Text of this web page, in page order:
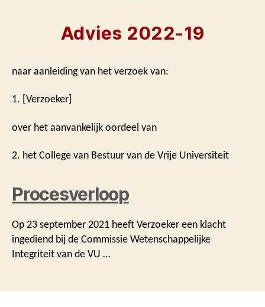
Advies 2022-19
naar aanleiding van het verzoek van:
1. [Verzoeker]
over het aanvankelijk oordeel van
2. het College van Bestuur van de Vrije Universiteit
Procesverloop
Op 23 september 2021 heeft Verzoeker een klacht
ingediend bij de Commissie Wetenschappelijke
Integriteit van de VU …